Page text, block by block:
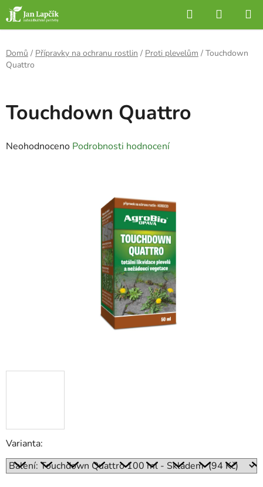
Přejít
na
obsah
Hledat
KOŠÍK
Domů / Přípravky na ochranu rostlin / Proti plevelům / Touchdown
Quattro
Varianta:
Touchdown Quattro
Průměrné
Neohodnoceno Podrobnosti hodnocení